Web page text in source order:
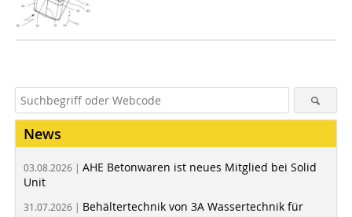
News
03.08.2026 | AHE Betonwaren ist neues Mitglied bei Solid
Unit
31.07.2026 | Behältertechnik von 3A Wassertechnik für